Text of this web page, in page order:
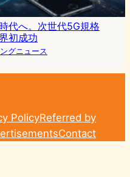
代へ。次世代5G規格
初成功
グニュース
PolicyReferred by
Contact